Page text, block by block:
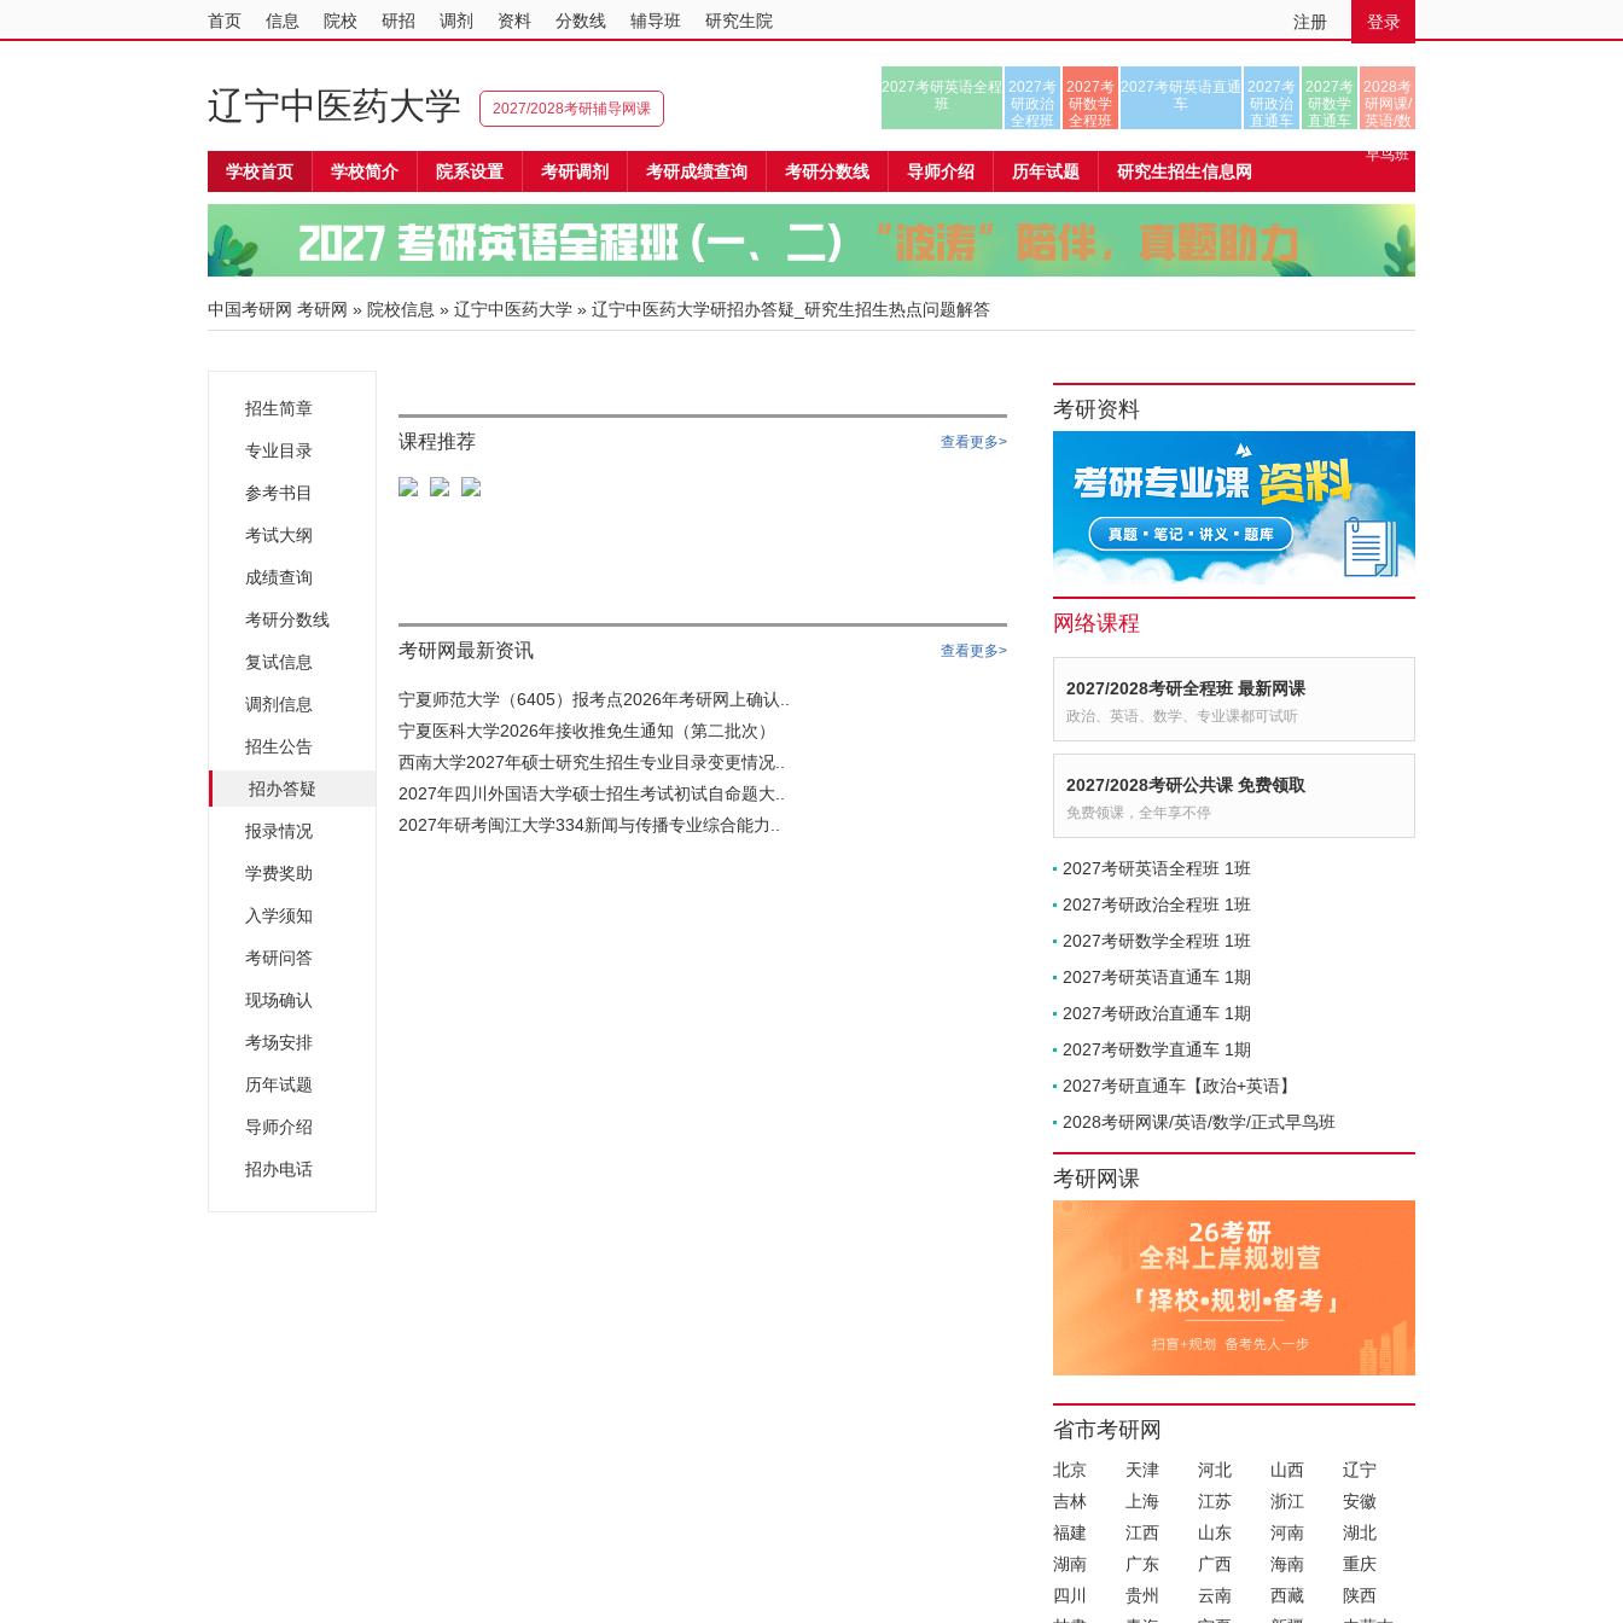
首页 信息 院校 研招 调剂 资料 分数线 辅导班 研究生院 注册 登录
辽宁中医药大学 2027/2028考研辅导网课
2027考研英语全程
班
2027考
研政治
全程班
2027考
研数学
全程班
2027考研英语直通
车
2027考
研政治
直通车
2027考
研数学
直通车
2028考
研网课/
英语/数
早鸟班
学校首页 学校简介 院系设置 考研调剂 考研成绩查询 考研分数线 导师介绍 历年试题 研究生招生信息网
中国考研网 考研网 » 院校信息 » 辽宁中医药大学 » 辽宁中医药大学研招办答疑_研究生招生热点问题解答
招生简章
专业目录
参考书目
考试大纲
成绩查询
考研分数线
复试信息
调剂信息
招生公告
招办答疑
报录情况
学费奖助
入学须知
考研问答
现场确认
考场安排
历年试题
导师介绍
招办电话
课程推荐 查看更多>
考研网最新资讯 查看更多>
宁夏师范大学（6405）报考点2026年考研网上确认..
宁夏医科大学2026年接收推免生通知（第二批次）
西南大学2027年硕士研究生招生专业目录变更情况..
2027年四川外国语大学硕士招生考试初试自命题大..
2027年研考闽江大学334新闻与传播专业综合能力..
考研资料
网络课程
2027/2028考研全程班 最新网课
政治、英语、数学、专业课都可试听
2027/2028考研公共课 免费领取
免费领课，全年享不停
2027考研英语全程班 1班
2027考研政治全程班 1班
2027考研数学全程班 1班
2027考研英语直通车 1期
2027考研政治直通车 1期
2027考研数学直通车 1期
2027考研直通车【政治+英语】
2028考研网课/英语/数学/正式早鸟班
考研网课
省市考研网
北京 天津 河北 山西
辽宁
吉林
上海 江苏 浙江
安徽
福建
江西 山东 河南
湖北
湖南
广东 广西 海南
重庆
四川
贵州 云南 西藏
陕西